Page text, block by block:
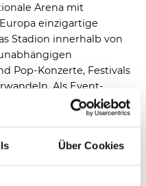
Über Cookies
Arena mit
einzigartige
Stadion innerhalb von
Pop-Konzerte, Festivals
Als Event-
Städte in
Gütersloh,